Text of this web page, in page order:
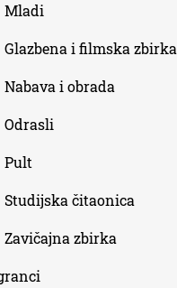
Mladi
Glazbena i filmska zbirka
Nabava i obrada
Odrasli
Pult
Studijska čitaonica
Zavičajna zbirka